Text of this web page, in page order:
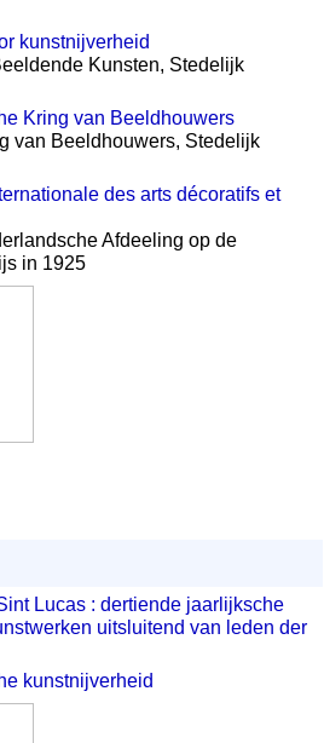
kunstnijverheid
Kunsten, Stedelijk
Kring van Beeldhouwers
van Beeldhouwers, Stedelijk
des arts décoratifs et
Afdeeling op de
in 1925
Lucas : dertiende jaarlijksche
uitsluitend van leden der
kunstnijverheid